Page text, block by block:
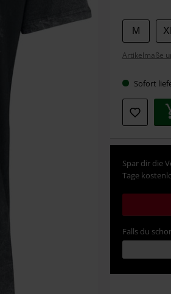
Wähle
deine
Größe
M XL
Artikelmaße
Sofort
Spar dir die
Tage
Falls du